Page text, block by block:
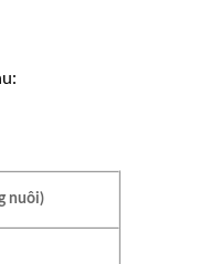
như sau:
nuôi)